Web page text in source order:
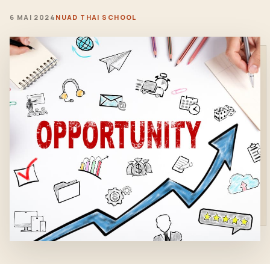
6 MAI 2024 NUAD THAI SCHOOL